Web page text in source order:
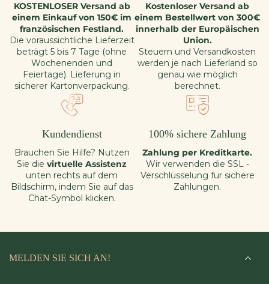
KOSTENLOSER Versand ab
einem Einkauf von 150€ im
französischen Festland.
Die voraussichtliche Lieferzeit
beträgt 5 bis 7 Tage (ohne
Wochenenden und
Feiertage). Lieferung in
sicherer Kartonverpackung.
Kostenloser Versand ab
einem Bestellwert von 300€
innerhalb der Europäischen
Union.
Steuern und Versandkosten
werden je nach Lieferland so
genau wie möglich
berechnet.
Kundendienst
Brauchen Sie Hilfe? Nutzen
Sie die virtuelle Assistenz
unten rechts auf dem
Bildschirm, indem Sie auf das
Chat-Symbol klicken.
100% sichere Zahlung
Zahlung per Kreditkarte.
Wir verwenden die SSL -
Verschlüsselung für sichere
Zahlungen.
MELDEN SIE SICH AN!